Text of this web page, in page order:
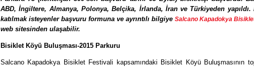
ABD, İngiltere, Almanya, Polonya, Belçika, İrlanda, İran ve Türkiyeden yapıldı.
katılmak isteyenler başvuru formuna ve ayrıntılı bilgiye Salcano Kapadokya
web sitesinden ulaşabilir.
Bisiklet Köyü Buluşması-2015 Parkuru
Salcano Kapadokya Bisiklet Festivali kapsamındaki Bisiklet Köyü Buluşmasının